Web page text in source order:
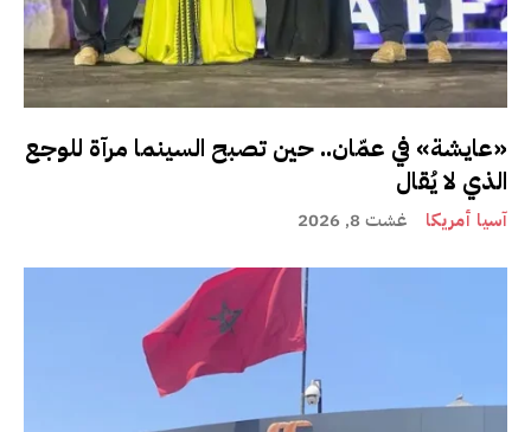
«عايشة» في عمّان.. حين تصبح السينما مرآة للوجع
الذي لا يُقال
آسيا أمريكا غشت 8, 2026